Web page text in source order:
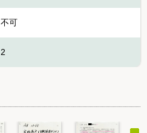
不可
2